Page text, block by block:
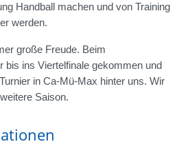
Handball machen und von Training
werden.
große Freude. Beim
bis ins Viertelfinale gekommen und
in Ca-Mü-Max hinter uns. Wir
Saison.